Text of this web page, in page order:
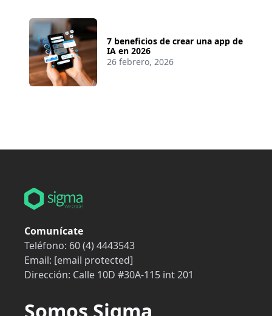
7 beneficios de crear una app de
IA en 2026
26 febrero, 2026
Comunícate
Teléfono: 60 (4) 4443543
Email: [email protected]
Dirección: Calle 10D #30A-115 int 201
Somos Sigma